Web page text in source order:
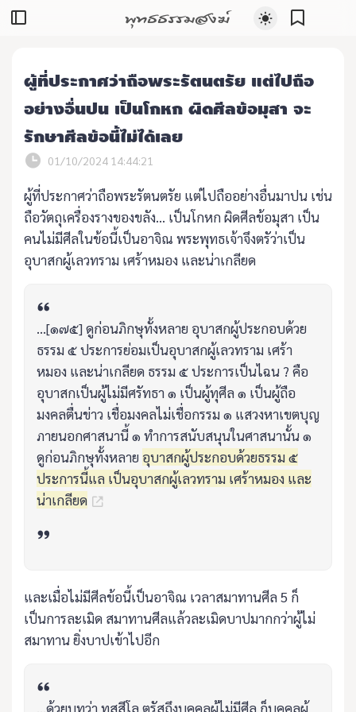
พุทธธรรมสงฆ์
ผู้ที่ประกาศว่าถือพระรัตนตรัย แต่ไปถือ
อย่างอื่นปน เป็นโกหก ผิดศีลข้อมุสา จะ
รักษาศีลข้อนี้ไม่ได้เลย
01/10/2024 14:44:21
ผู้ที่ประกาศว่าถือพระรัตนตรัย แต่ไปถืออย่างอื่นมาปน เช่น
ถือวัตถุเครื่องรางของขลัง... เป็นโกหก ผิดศีลข้อมุสา เป็น
คนไม่มีศีลในข้อนี้เป็นอาจิณ พระพุทธเจ้าจึงตรัว่าเป็น
อุบาสกผู้เลวทราม เศร้าหมอง และน่าเกลียด
...[๑๗๕] ดูก่อนภิกษุทั้งหลาย อุบาสกผู้ประกอบด้วย
ธรรม ๕ ประการย่อมเป็นอุบาสกผู้เลวทราม เศร้า
หมอง และน่าเกลียด ธรรม ๕ ประการเป็นไฉน ? คือ
อุบาสกเป็นผู้ไม่มีศรัทธา ๑ เป็นผู้ทุศีล ๑ เป็นผู้ถือ
มงคลตื่นข่าว เชื่อมงคลไม่เชื่อกรรม ๑ แสวงหาเขตบุญ
ภายนอกศาสนานี้ ๑ ทำการสนับสนุนในศาสนานั้น ๑
ดูก่อนภิกษุทั้งหลาย อุบาสกผู้ประกอบด้วยธรรม ๕
ประการนี้แล เป็นอุบาสกผู้เลวทราม เศร้าหมอง และ
น่าเกลียด
และเมื่อไม่มีศีลข้อนี้เป็นอาจิณ เวลาสมาทานศีล 5 ก็
เป็นการละเมิด สมาทานศีลแล้วละเมิดบาปมากกว่าผู้ไม่
สมาทาน ยิ่งบาปเข้าไปอีก
...ด้วยบทว่า ทุสฺสีโล ตรัสถึงบุคคลผู้ไม่มีศีล ก็บุคคลผู้